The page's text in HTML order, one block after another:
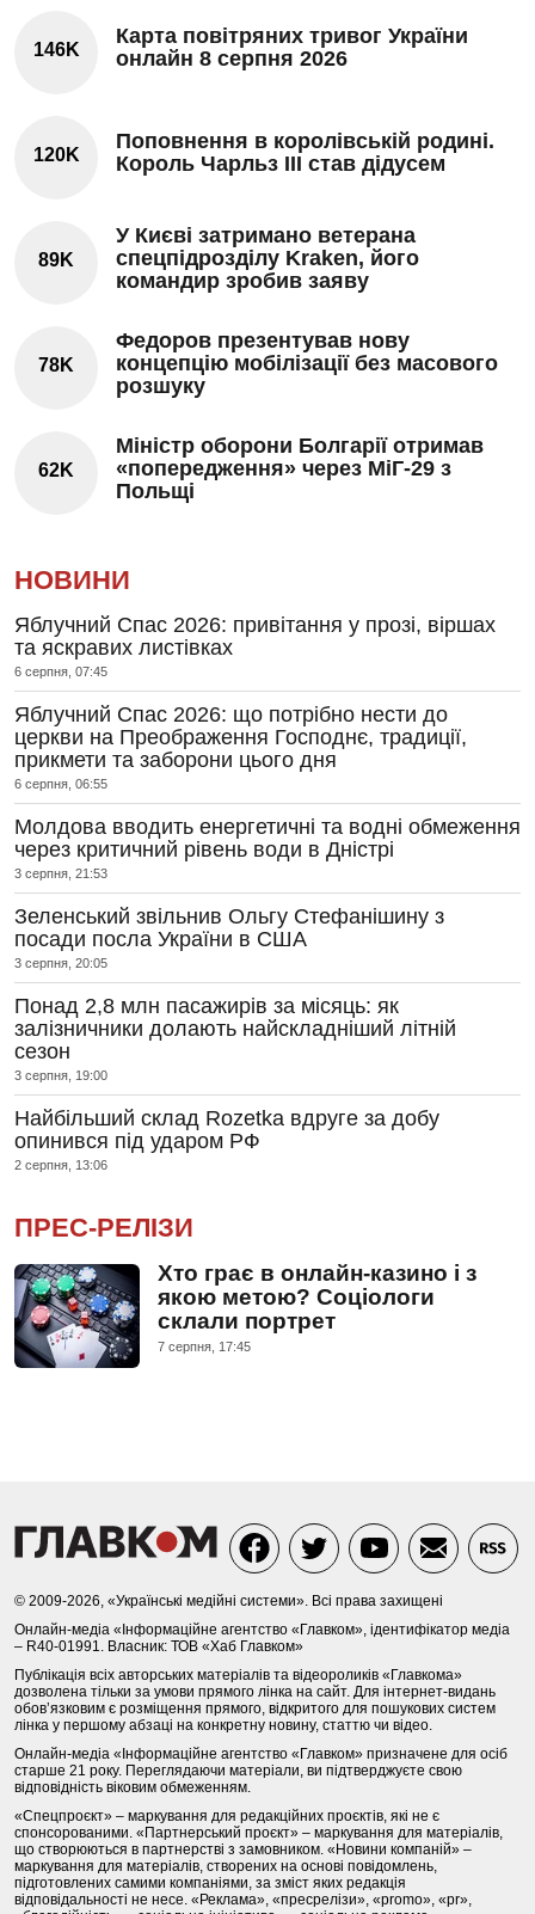
146K
Карта повітряних тривог України
онлайн 8 серпня 2026
120K
Поповнення в королівській родині.
Король Чарльз III став дідусем
89K
У Києві затримано ветерана
спецпідрозділу Kraken, його
командир зробив заяву
78K
Федоров презентував нову
концепцію мобілізації без масового
розшуку
62K
Міністр оборони Болгарії отримав
«попередження» через МіГ-29 з
Польщі
НОВИНИ
Яблучний Спас 2026: привітання у прозі, віршах
та яскравих листівках
6 серпня, 07:45
Яблучний Спас 2026: що потрібно нести до
церкви на Преображення Господнє, традиції,
прикмети та заборони цього дня
6 серпня, 06:55
Молдова вводить енергетичні та водні обмеження
через критичний рівень води в Дністрі
3 серпня, 21:53
Зеленський звільнив Ольгу Стефанішину з
посади посла України в США
3 серпня, 20:05
Понад 2,8 млн пасажирів за місяць: як
залізничники долають найскладніший літній
сезон
3 серпня, 19:00
Найбільший склад Rozetka вдруге за добу
опинився під ударом РФ
2 серпня, 13:06
ПРЕС-РЕЛІЗИ
Хто грає в онлайн-казино і з
якою метою? Соціологи
склали портрет
7 серпня, 17:45
© 2009-2026, «Українські медійні системи». Всі права захищені
Онлайн-медіа «Інформаційне агентство «Главком», ідентифікатор медіа
– R40-01991. Власник: ТОВ «Хаб Главком»
Публікація всіх авторських матеріалів та відеороликів «Главкома»
дозволена тільки за умови прямого лінка на сайт. Для інтернет-видань
обов’язковим є розміщення прямого, відкритого для пошукових систем
лінка у першому абзаці на конкретну новину, статтю чи відео.
Онлайн-медіа «Інформаційне агентство «Главком» призначене для осіб
старше 21 року. Переглядаючи матеріали, ви підтверджуєте свою
відповідність віковим обмеженням.
«Спецпроєкт» – маркування для редакційних проєктів, які не є
спонсорованими. «Партнерський проєкт» – маркування для матеріалів,
що створюються в партнерстві з замовником. «Новини компаній» –
маркування для матеріалів, створених на основі повідомлень,
підготовлених самими компаніями, за зміст яких редакція
відповідальності не несе. «Реклама», «пресрелізи», «promo», «pr»,